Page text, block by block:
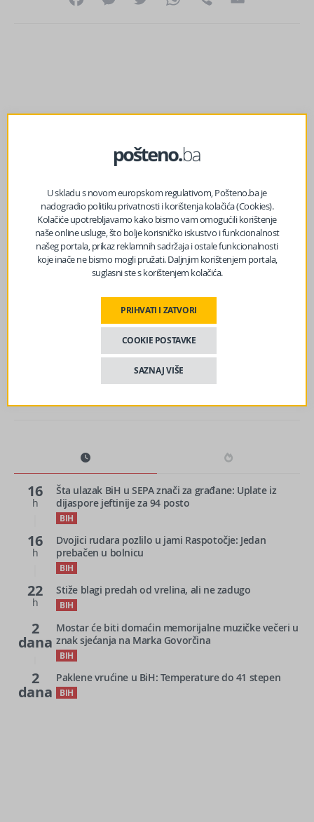
prethodni članak
Prognoza vremena za naredna tri dana
Nova godina donosi povećanje penzija u Federaciji BiH?
16
h
Šta ulazak BiH u SEPA znači za građane: Uplate iz
dijaspore jeftinije za 94 posto
BIH
16
h
Dvojici rudara pozlilo u jami Raspotočje: Jedan
prebačen u bolnicu
BIH
22
h
Stiže blagi predah od vrelina, ali ne zadugo
BIH
2
dana
Mostar će biti domaćin memorijalne muzičke večeri u
znak sjećanja na Marka Govorčina
BIH
2
dana
Paklene vrućine u BiH: Temperature do 41 stepen
BIH
U skladu s novom europskom regulativom, Pošteno.ba je
nadogradio politiku privatnosti i korištenja kolačića (Cookies).
Kolačiće upotrebljavamo kako bismo vam omogućili korištenje
naše online usluge, što bolje korisničko iskustvo i funkcionalnost
našeg portala, prikaz reklamnih sadržaja i ostale funkcionalnosti
koje inače ne bismo mogli pružati. Daljnjim korištenjem portala,
suglasni ste s korištenjem kolačića.
PRIHVATI I ZATVORI
COOKIE POSTAVKE
SAZNAJ VIŠE